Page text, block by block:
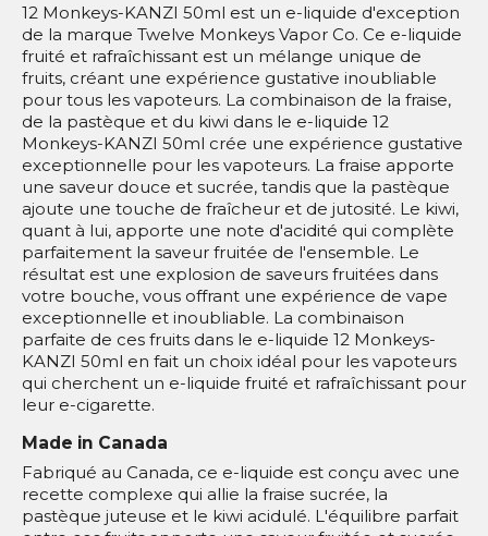
12 Monkeys-KANZI 50ml est un e-liquide d'exception
de la marque Twelve Monkeys Vapor Co. Ce e-liquide
fruité et rafraîchissant est un mélange unique de
fruits, créant une expérience gustative inoubliable
pour tous les vapoteurs. La combinaison de la fraise,
de la pastèque et du kiwi dans le e-liquide 12
Monkeys-KANZI 50ml crée une expérience gustative
exceptionnelle pour les vapoteurs. La fraise apporte
une saveur douce et sucrée, tandis que la pastèque
ajoute une touche de fraîcheur et de jutosité. Le kiwi,
quant à lui, apporte une note d'acidité qui complète
parfaitement la saveur fruitée de l'ensemble. Le
résultat est une explosion de saveurs fruitées dans
votre bouche, vous offrant une expérience de vape
exceptionnelle et inoubliable. La combinaison
parfaite de ces fruits dans le e-liquide 12 Monkeys-
KANZI 50ml en fait un choix idéal pour les vapoteurs
qui cherchent un e-liquide fruité et rafraîchissant pour
leur e-cigarette.
Made in Canada
Fabriqué au Canada, ce e-liquide est conçu avec une
recette complexe qui allie la fraise sucrée, la
pastèque juteuse et le kiwi acidulé. L'équilibre parfait